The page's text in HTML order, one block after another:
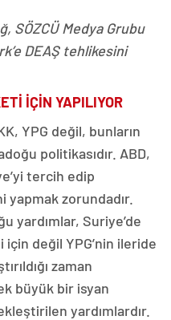
SÖZCÜ Medya Grubu
DEAŞ tehlikesini
İÇİN YAPILIYOR
YPG değil, bunların
politikasıdır. ABD,
tercih edip
zorundadır.
yardımlar, Suriye’de
değil YPG’nin ileride
zaman
büyük bir isyan
yardımlardır.